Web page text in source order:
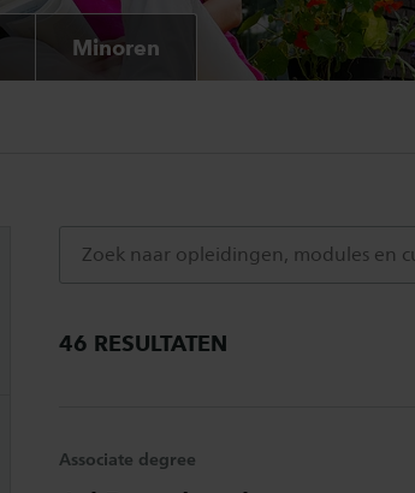
Minoren
46 RESULTATEN
Associate degree